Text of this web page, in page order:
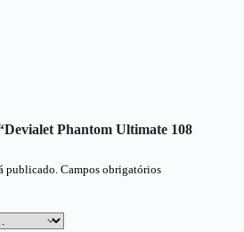
Phantom Ultimate 108
publicado. Campos obrigatórios